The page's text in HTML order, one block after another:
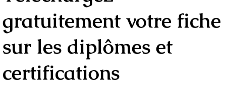
gratuitement votre fiche
sur les diplômes et
certifications